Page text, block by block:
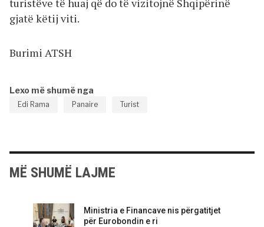
turistëve të huaj që do të vizitojnë Shqipërinë
gjatë këtij viti.
Burimi ATSH
Lexo më shumë nga
Edi Rama Panaire Turist
MË SHUMË LAJME
Ministria e Financave nis përgatitjet
për Eurobondin e ri